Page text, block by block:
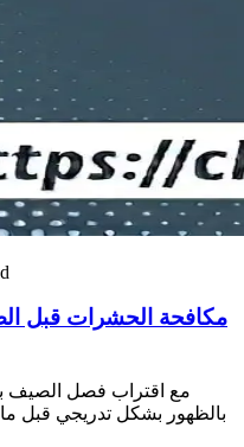
مكافحة الحشرات قبل
مع اقتراب فصل الصيف
بالظهور بشكل تدريجي قبل